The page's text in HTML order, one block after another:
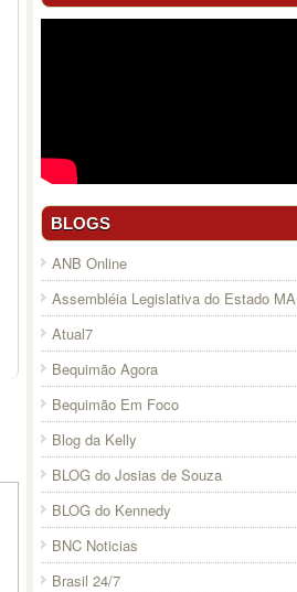
BLOGS
ANB Online
Assembléia Legislativa do Estado MA
Atual7
Bequimão Agora
Bequimão Em Foco
Blog da Kelly
BLOG do Josias de Souza
BLOG do Kennedy
BNC Noticias
Brasil 24/7